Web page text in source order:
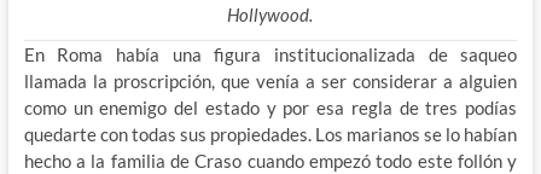
Hollywood.
En Roma había una figura institucionalizada de saqueo
llamada la proscripción, que venía a ser considerar a alguien
como un enemigo del estado y por esa regla de tres podías
quedarte con todas sus propiedades. Los marianos se lo habían
hecho a la familia de Craso cuando empezó todo este follón y